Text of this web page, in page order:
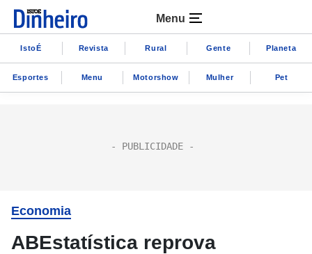
Menu
IstoÉ Revista Rural Gente Planeta
Esportes Menu Motorshow Mulher Pet
Economia
ABEstatística reprova